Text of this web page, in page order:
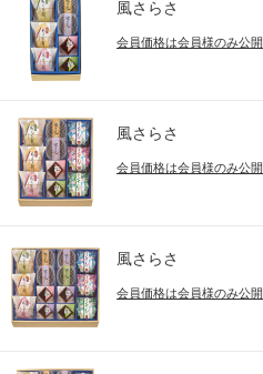
風さらさ
会員価格は会員様のみ公開
風さらさ
会員価格は会員様のみ公開
風さらさ
会員価格は会員様のみ公開